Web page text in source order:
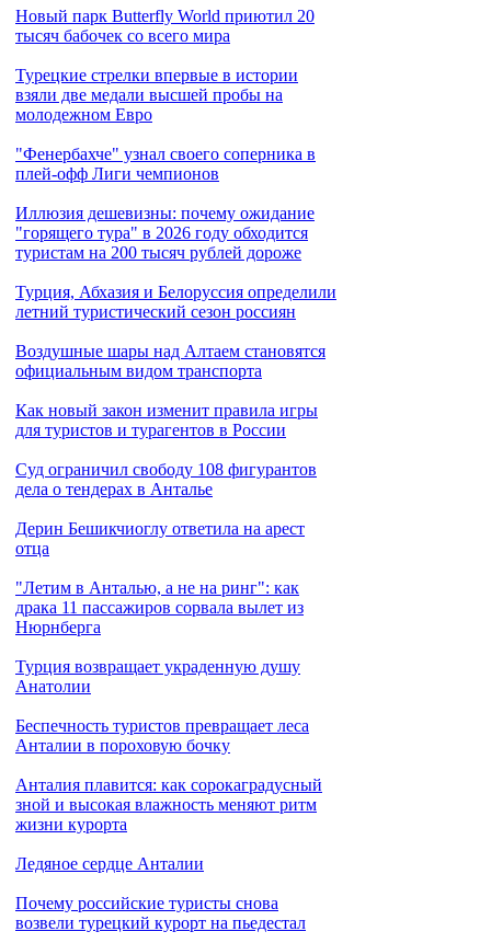
Новый парк Butterfly World приютил 20
тысяч бабочек со всего мира
Турецкие стрелки впервые в истории
взяли две медали высшей пробы на
молодежном Евро
"Фенербахче" узнал своего соперника в
плей-офф Лиги чемпионов
Иллюзия дешевизны: почему ожидание
"горящего тура" в 2026 году обходится
туристам на 200 тысяч рублей дороже
Турция, Абхазия и Белоруссия определили
летний туристический сезон россиян
Воздушные шары над Алтаем становятся
официальным видом транспорта
Как новый закон изменит правила игры
для туристов и турагентов в России
Cуд ограничил свободу 108 фигурантов
дела о тендерах в Анталье
Дерин Бешикчиоглу ответила на арест
отца
"Летим в Анталью, а не на ринг": как
драка 11 пассажиров сорвала вылет из
Нюрнберга
Турция возвращает украденную душу
Анатолии
Беспечность туристов превращает леса
Анталии в пороховую бочку
Анталия плавится: как сорокаградусный
зной и высокая влажность меняют ритм
жизни курорта
Ледяное сердце Анталии
Почему российские туристы снова
возвели турецкий курорт на пьедестал